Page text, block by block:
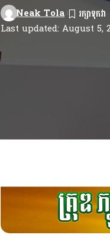
Last updated: August 5,
Neak Tola